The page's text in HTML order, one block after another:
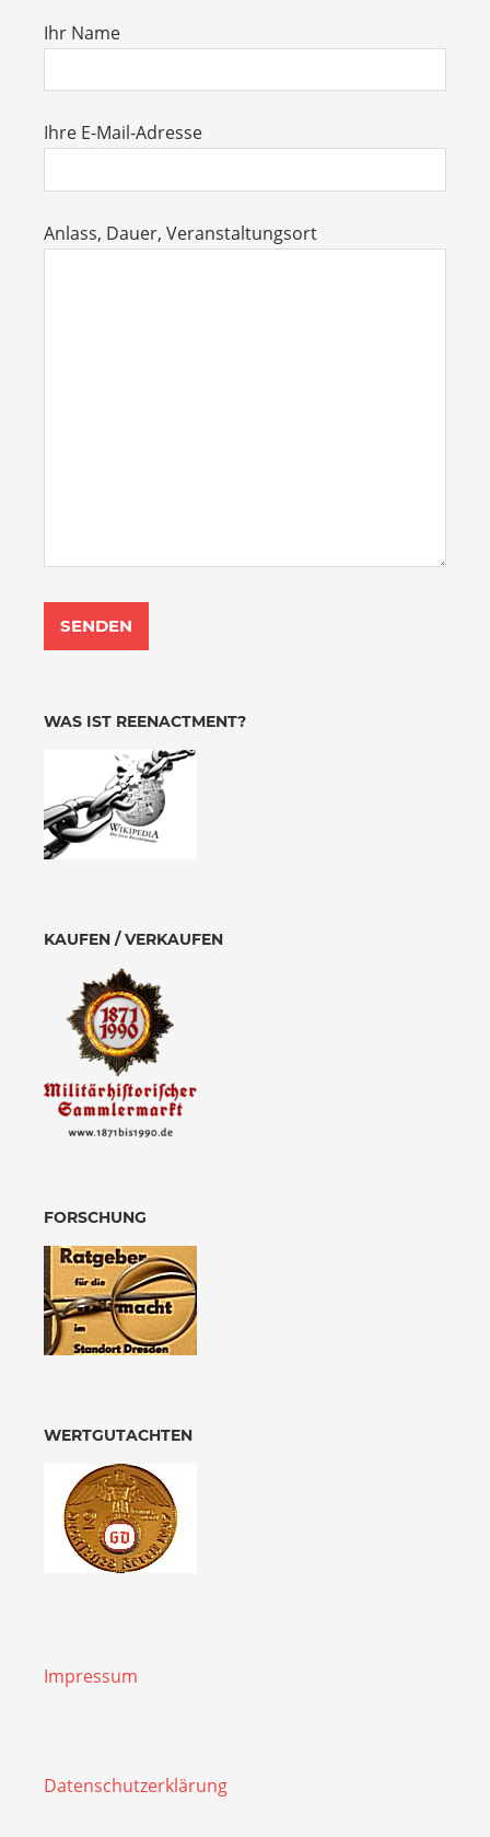
Ihr Name
Ihre E-Mail-Adresse
Anlass, Dauer, Veranstaltungsort
WAS IST REENACTMENT?
KAUFEN / VERKAUFEN
FORSCHUNG
WERTGUTACHTEN
Impressum
Datenschutzerklärung